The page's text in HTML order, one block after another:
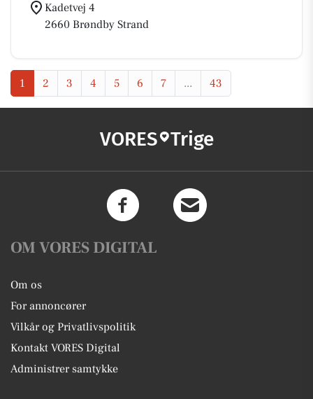
Kadetvej 4
2660 Brøndby Strand
1 2 3 4 5 6 7 ... 43
VORES Trige
OM VORES DIGITAL
Om os
For annoncører
Vilkår og Privatlivspolitik
Kontakt VORES Digital
Administrer samtykke